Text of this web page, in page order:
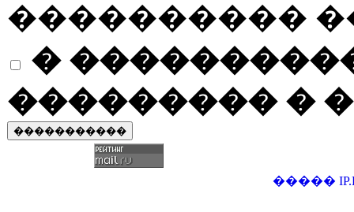
����������
�
��������� �
�����